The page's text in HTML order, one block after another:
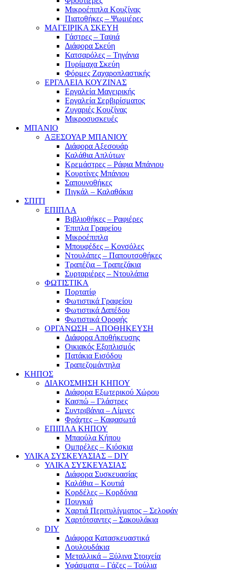
Μικροέπιπλα Κουζίνας
Πιατοθήκες – Ψωμιέρες
ΜΑΓΕΙΡΙΚΑ ΣΚΕΥΗ
Γάστρες – Ταψιά
Διάφορα Σκεύη
Κατσαρόλες – Τηγάνια
Πυρίμαχα Σκεύη
Φόρμες Ζαχαροπλαστικής
ΕΡΓΑΛΕΙΑ ΚΟΥΖΙΝΑΣ
Εργαλεία Μαγειρικής
Εργαλεία Σερβιρίσματος
Ζυγαριές Κουζίνας
Μικροσυσκευές
ΜΠΑΝΙΟ
ΑΞΕΣΟΥΑΡ ΜΠΑΝΙΟΥ
Διάφορα Αξεσουάρ
Καλάθια Απλύτων
Κρεμάστρες – Ράφια Μπάνιου
Κουρτίνες Μπάνιου
Σαπουνοθήκες
Πιγκάλ – Καλαθάκια
ΣΠΙΤΙ
ΕΠΙΠΛΑ
Βιβλιοθήκες – Ραφιέρες
Έπιπλα Γραφείου
Μικροέπιπλα
Μπουφέδες – Κονσόλες
Ντουλάπες – Παπουτσοθήκες
Τραπέζια – Τραπεζάκια
Συρταριέρες – Ντουλάπια
ΦΩΤΙΣΤΙΚΑ
Πορτατίφ
Φωτιστικά Γραφείου
Φωτιστικά Δαπέδου
Φωτιστικά Οροφής
ΟΡΓΑΝΩΣΗ – ΑΠΟΘΗΚΕΥΣΗ
Διάφορα Αποθήκευσης
Οικιακός Εξοπλισμός
Πατάκια Εισόδου
Τραπεζομάντηλα
ΚΗΠΟΣ
ΔΙΑΚΟΣΜΗΣΗ ΚΗΠΟΥ
Διάφορα Εξωτερικού Χώρου
Κασπώ – Γλάστρες
Συντριβάνια – Λίμνες
Φράχτες – Καφασωτά
ΕΠΙΠΛΑ ΚΗΠΟΥ
Μπαούλα Κήπου
Ομπρέλες – Κιόσκια
ΥΛΙΚΑ ΣΥΣΚΕΥΑΣΙΑΣ – DIY
ΥΛΙΚΑ ΣΥΣΚΕΥΑΣΙΑΣ
Διάφορα Συσκευασίας
Καλάθια – Κουτιά
Κορδέλες – Κορδόνια
Πουγκιά
Χαρτιά Περιτυλίγματος – Σελοφάν
Χαρτότσαντες – Σακουλάκια
DIY
Διάφορα Κατασκευαστικά
Λουλουδάκια
Μεταλλικά – Ξύλινα Στοιχεία
Υφάσματα – Γάζες – Τούλια